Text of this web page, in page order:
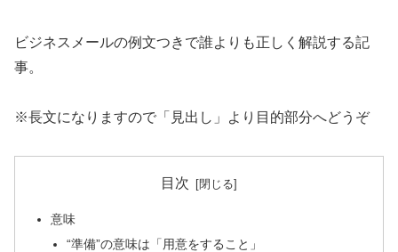
ビジネスメールの例文つきで誰よりも正しく解説する記
事。
※長文になりますので「見出し」より目的部分へどうぞ
目次
意味
“準備”の意味は「用意をすること」